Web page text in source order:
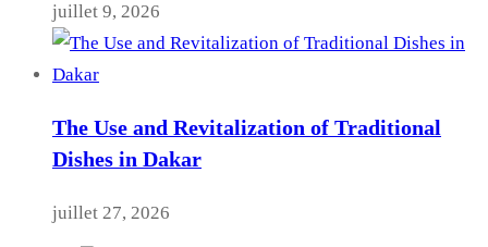
juillet 9, 2026
The Use and Revitalization of Traditional
Dishes in Dakar
juillet 27, 2026